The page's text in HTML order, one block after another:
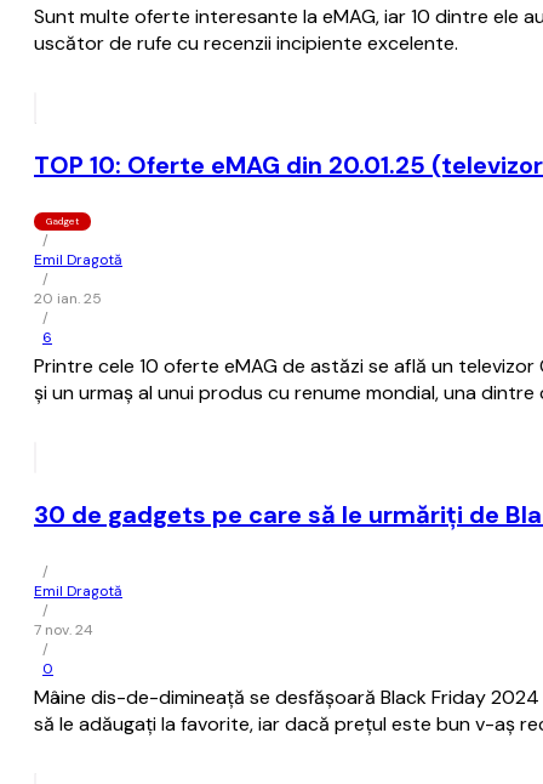
Sunt multe oferte interesante la eMAG, iar 10 dintre ele
uscător de rufe cu recenzii incipiente excelente.
TOP 10: Oferte eMAG din 20.01.25
Gadget
/
Emil Dragotă
/
20 ian. 25
/
6
Printre cele 10 oferte eMAG de astăzi se află un
și un urmaș al unui produs cu renume mondial, una
30 de gadgets pe care să le urmăriți de
/
Emil Dragotă
/
7 nov. 24
/
0
Mâine dis-de-dimineață se desfășoară Black Friday
să le adăugați la favorite, iar dacă prețul este bun v-aș